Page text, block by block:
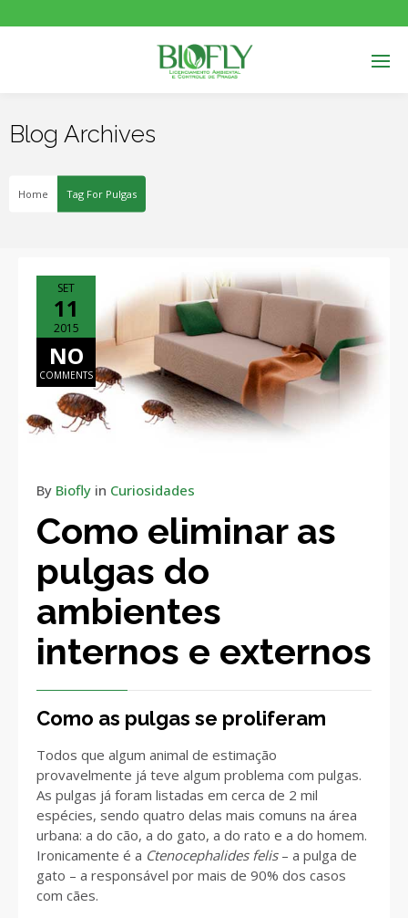
Blog Archives
Home Tag For Pulgas
SET
11
2015
NO
COMMENTS
By Biofly in Curiosidades
Como eliminar as
pulgas do
ambientes
internos e externos
Como as pulgas se proliferam
Todos que algum animal de estimação
provavelmente já teve algum problema com pulgas.
As pulgas já foram listadas em cerca de 2 mil
espécies, sendo quatro delas mais comuns na área
urbana: a do cão, a do gato, a do rato e a do homem.
Ironicamente é a Ctenocephalides felis– a pulga de
gato – a responsável por mais de 90% dos casos
com cães.